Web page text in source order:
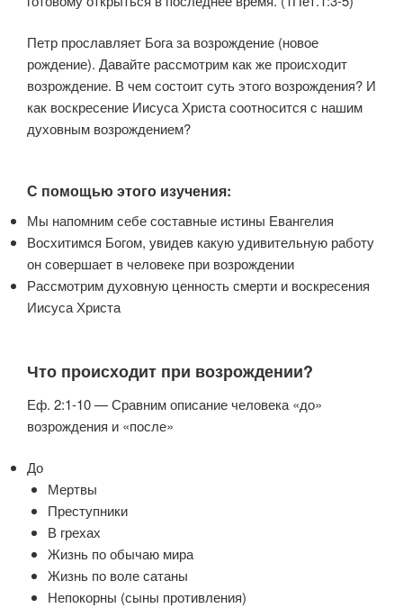
Петр прославляет Бога за возрождение (новое
рождение). Давайте рассмотрим как же происходит
возрождение. В чем состоит суть этого возрождения? И
как воскресение Иисуса Христа соотносится с нашим
духовным возрождением?
С помощью этого изучения:
Мы напомним себе составные истины Евангелия
Восхитимся Богом, увидев какую удивительную работу
он совершает в человеке при возрождении
Рассмотрим духовную ценность смерти и воскресения
Иисуса Христа
Что происходит при возрождении?
Еф. 2:1-10 — Сравним описание человека «до»
возрождения и «после»
До
Мертвы
Преступники
В грехах
Жизнь по обычаю мира
Жизнь по воле сатаны
Непокорны (сыны противления)